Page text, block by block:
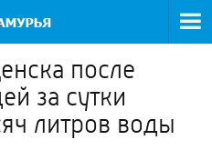
после
за сутки
литров воды